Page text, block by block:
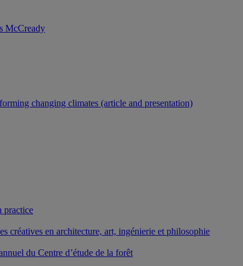
McCready
changing climates (article and presentation)
practice
créatives en architecture, art, ingénierie et philosophie
du Centre d’étude de la forêt